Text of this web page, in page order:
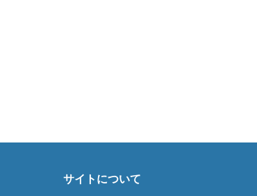
サイトについて